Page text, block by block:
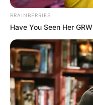
BRAINBERRIES
Have You Seen Her